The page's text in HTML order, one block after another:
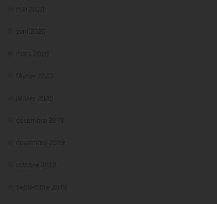
mai 2020
avril 2020
mars 2020
février 2020
janvier 2020
décembre 2019
novembre 2019
octobre 2019
septembre 2019